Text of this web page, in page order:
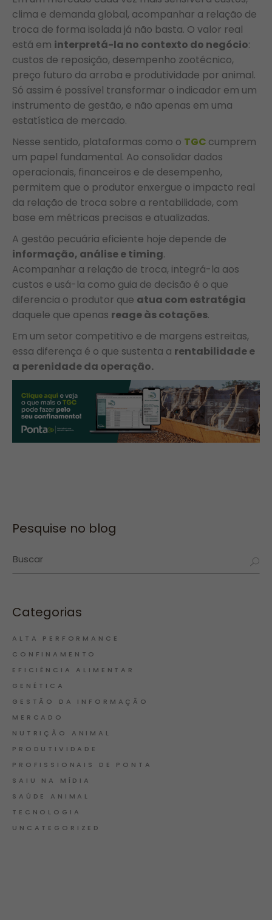
clima e demanda global, acompanhar a relação de
troca de forma isolada já não basta. O valor real
está em interpretá-la no contexto do negócio:
custos de reposição, desempenho zootécnico,
preço futuro da arroba e produtividade por animal.
Só assim é possível transformar o indicador em um
instrumento de gestão, e não apenas em uma
estatística de mercado.
Nesse sentido, plataformas como o TGC cumprem
um papel fundamental. Ao consolidar dados
operacionais, financeiros e de desempenho,
permitem que o produtor enxergue o impacto real
da relação de troca sobre a rentabilidade, com
base em métricas precisas e atualizadas.
A gestão pecuária eficiente hoje depende de
informação, análise e timing.
Acompanhar a relação de troca, integrá-la aos
custos e usá-la como guia de decisão é o que
diferencia o produtor que atua com estratégia
daquele que apenas reage às cotações.
Em um setor competitivo e de margens estreitas,
essa diferença é o que sustenta a rentabilidade e
a perenidade da operação.
Pesquise no blog
Categorias
ALTA PERFORMANCE
CONFINAMENTO
EFICIÊNCIA ALIMENTAR
GENÉTICA
GESTÃO DA INFORMAÇÃO
MERCADO
NUTRIÇÃO ANIMAL
PRODUTIVIDADE
PROFISSIONAIS DE PONTA
SAIU NA MÍDIA
SAÚDE ANIMAL
TECNOLOGIA
UNCATEGORIZED